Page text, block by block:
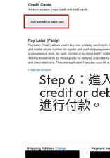
Step 6：進
credit or
進行付款。